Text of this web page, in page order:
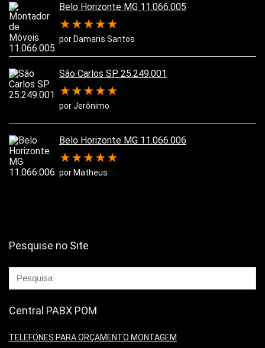
Belo Horizonte MG 11.066.005
★★★★★
por Damaris Santos
São Carlos SP 25.249.001
★★★★★
por Jerônimo
Belo Horizonte MG 11.066.006
★★★★★
por Matheus
Pesquise no Site
Central PABX POM
TELEFONES PARA ORÇAMENTO MONTAGEM